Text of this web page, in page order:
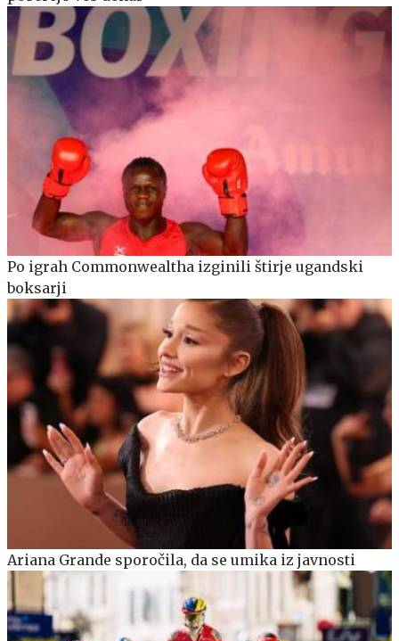
Po igrah Commonwealtha izginili štirje ugandski
boksarji
Ariana Grande sporočila, da se umika iz javnosti